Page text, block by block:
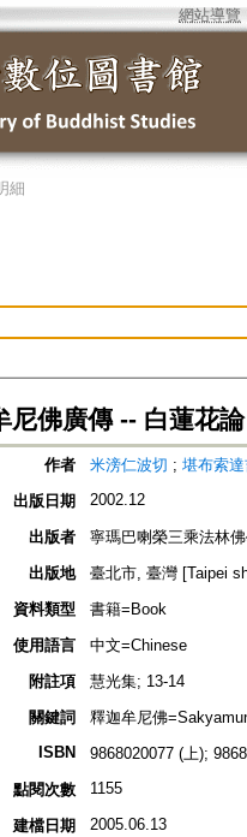
網站導覽
細
尼佛廣傳 -- 白蓮花論
作者 米滂仁波切 ; 堪布索
出版日期
2002.12
出版者
寧瑪巴喇榮三乘法林
出版地
臺北市, 臺灣 [Taipei
資料類型
書籍=Book
使用語言
中文=Chinese
附註項
慧光集; 13-14
關鍵詞
釋迦牟尼佛
ISBN
9868020077 (上);
點閱次數
1155
建檔日期 2005.06.13